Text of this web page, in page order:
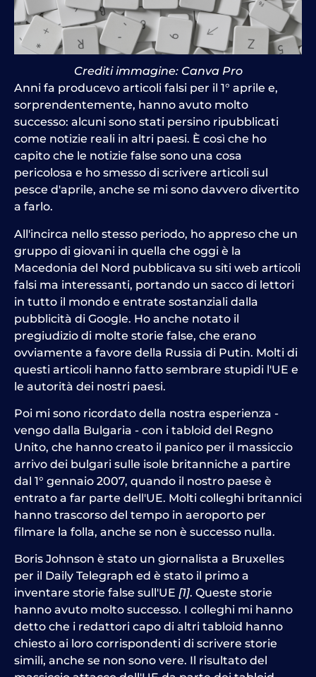
Crediti immagine: Canva Pro
Anni fa producevo articoli falsi per il 1° aprile e,
sorprendentemente, hanno avuto molto
successo: alcuni sono stati persino ripubblicati
come notizie reali in altri paesi. È così che ho
capito che le notizie false sono una cosa
pericolosa e ho smesso di scrivere articoli sul
pesce d'aprile, anche se mi sono davvero divertito
a farlo.
All'incirca nello stesso periodo, ho appreso che un
gruppo di giovani in quella che oggi è la
Macedonia del Nord pubblicava su siti web articoli
falsi ma interessanti, portando un sacco di lettori
in tutto il mondo e entrate sostanziali dalla
pubblicità di Google. Ho anche notato il
pregiudizio di molte storie false, che erano
ovviamente a favore della Russia di Putin. Molti di
questi articoli hanno fatto sembrare stupidi l'UE e
le autorità dei nostri paesi.
Poi mi sono ricordato della nostra esperienza -
vengo dalla Bulgaria - con i tabloid del Regno
Unito, che hanno creato il panico per il massiccio
arrivo dei bulgari sulle isole britanniche a partire
dal 1° gennaio 2007, quando il nostro paese è
entrato a far parte dell'UE. Molti colleghi britannici
hanno trascorso del tempo in aeroporto per
filmare la folla, anche se non è successo nulla.
Boris Johnson è stato un giornalista a Bruxelles
per il Daily Telegraph ed è stato il primo a
inventare storie false sull'UE [1]. Queste storie
hanno avuto molto successo. I colleghi mi hanno
detto che i redattori capo di altri tabloid hanno
chiesto ai loro corrispondenti di scrivere storie
simili, anche se non sono vere. Il risultato del